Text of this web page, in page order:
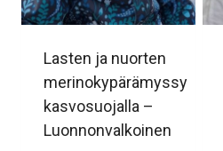
sivulla.
Lasten ja nuorten
merinokypärämyssy
kasvosuojalla –
Luonnonvalkoinen